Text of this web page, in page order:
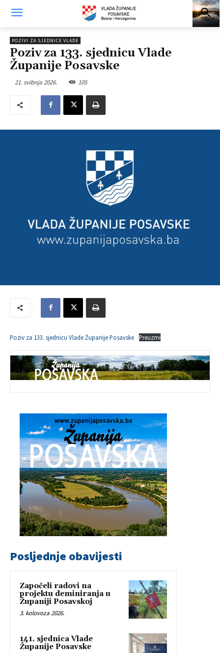
POZIVI ZA SJEDNICE VLADE
Poziv za 133. sjednicu Vlade
Županije Posavske
21. svibnja 2026. 105
Poziv za 133. sjednicu Vlade Županije Posavske Preuzmi
Posljednje obavijesti
Započeli radovi na
projektu deminiranja u
Županiji Posavskoj
3. kolovoza 2026.
141. sjednica Vlade
Županije Posavske